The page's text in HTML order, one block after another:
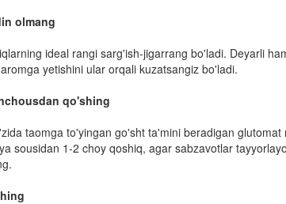
olmang
ideal rangi sarg'ish-jigarrang bo'ladi. Deyarli
yetishini ular orqali kuzatsangiz bo'ladi.
qo'shing
taomga to'yingan go'sht ta'mini beradigan
sousidan 1-2 choy qoshiq, agar sabzavotlar